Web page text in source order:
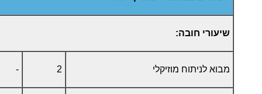
שיעורי חובה:
מבוא לניתוח מוזיקלי 2
-